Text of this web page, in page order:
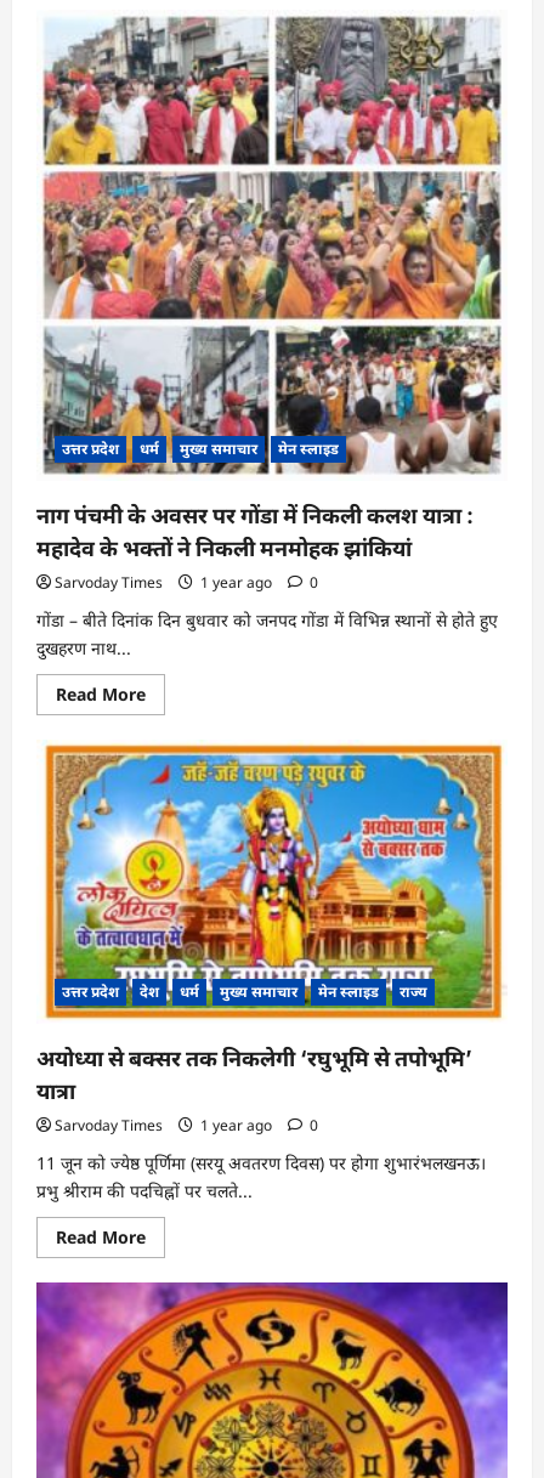
वैष्णो
देवी
यात्रा
मार्ग
पर
भूस्खलन,
30
श्रद्धालुओं
की
मौत,
सैकड़ों
फंसे,
बचाव
कार्य
जारी
उत्तर प्रदेश धर्म मुख्य समाचार मेन स्लाइड
नाग पंचमी के अवसर पर गोंडा में निकली कलश यात्रा :
महादेव के भक्तों ने निकली मनमोहक झांकियां
Sarvoday Times 1 year ago 0
गोंडा – बीते दिनांक दिन बुधवार को जनपद गोंडा में विभिन्न स्थानों से होते हुए
दुखहरण नाथ...
Read MoreRead
more
नाग
पंचमी
के
अवसर
पर
गोंडा
में
निकली
कलश
यात्रा
:
महादेव
के
भक्तों
ने
निकली
मनमोहक
उत्तर प्रदेश देश धर्म मुख्य समाचार मेन स्लाइड राज्य
अयोध्या से बक्सर तक निकलेगी ‘रघुभूमि से तपोभूमि’
यात्रा
Sarvoday Times 1 year ago 0
11 जून को ज्येष्ठ पूर्णिमा (सरयू अवतरण दिवस) पर होगा शुभारंभलखनऊ।
प्रभु श्रीराम की पदचिह्नों पर चलते...
Read MoreRead
more
अयोध्या
से
बक्सर
तक
निकलेगी
‘रघुभूमि
से
तपोभूमि’
यात्रा